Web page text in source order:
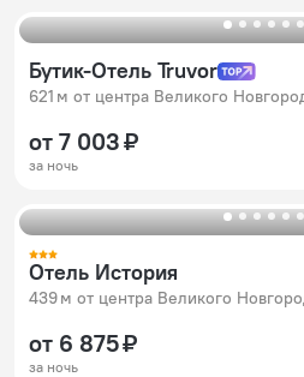
Бутик-Отель Truvor
621 м от центра Великого
от 7 003 ₽
за ночь
Отель История
439 м от центра Великого
от 6 875 ₽
за ночь